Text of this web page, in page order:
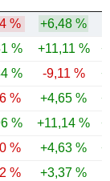
%
+6,48 %
% +11,11 %
% -9,11 %
% +4,65 %
% +11,14 %
% +4,63 %
% +3,37 %